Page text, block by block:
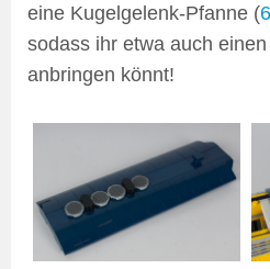
eine Kugelgelenk-Pfanne (
sodass ihr etwa auch
anbringen könnt!